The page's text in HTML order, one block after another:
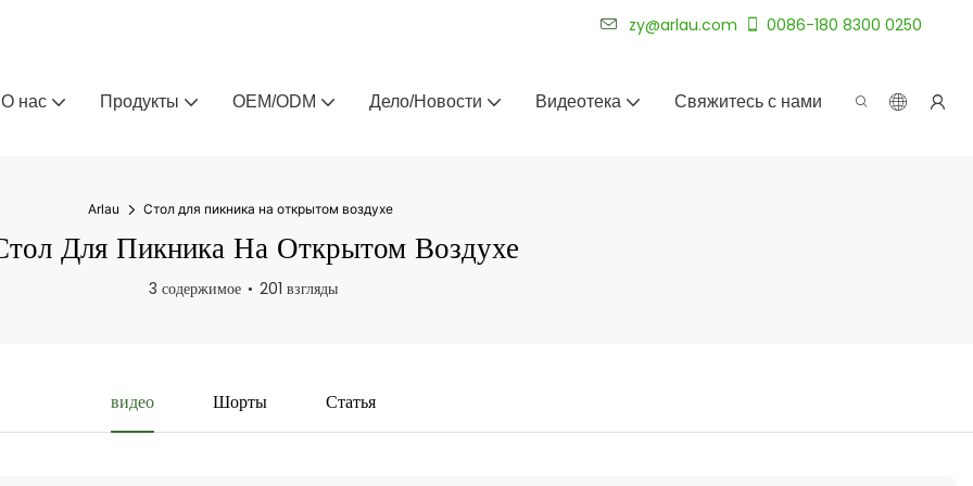
zy@arlau.com 0086-180 8300 0250
О нас Продукты OEM/ODM Дело/Новости Видеотека Свяжитесь с нами
Arlau Стол для пикника на открытом воздухе
Для Пикника На Открытом Воздухе
3 содержимое 201 взгляды
видео Шорты Статья